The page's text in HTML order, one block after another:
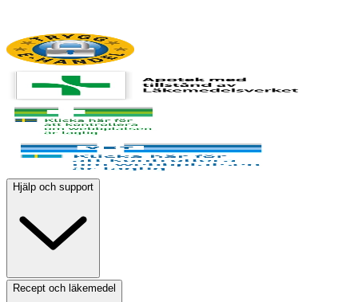
Hjälp och support
Recept och läkemedel